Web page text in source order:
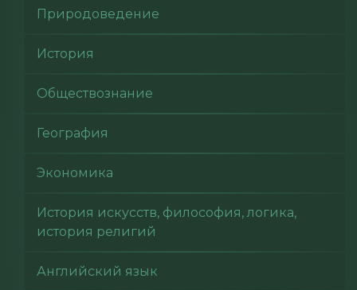
Природоведение
История
Обществознание
География
Экономика
История искусств, философия, логика,
история религий
Английский язык